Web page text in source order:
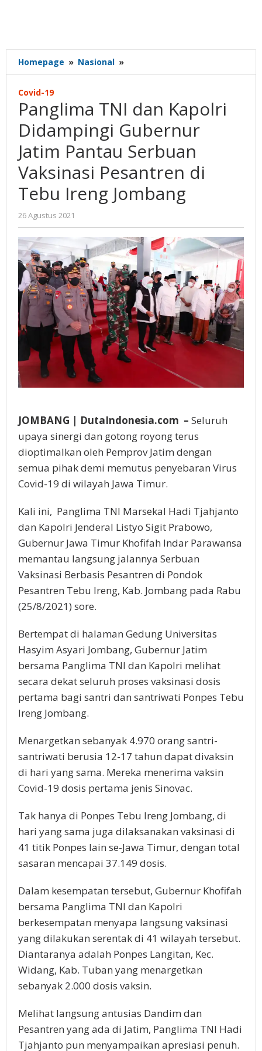
Homepage » Nasional »
TNI
Didampingi
Gubernur
Jatim
Pantau
Serbuan
Vaksinasi
Pesantren
di
Covid-19
Panglima TNI dan Kapolri
Didampingi Gubernur
Jatim Pantau Serbuan
Vaksinasi Pesantren di
Tebu Ireng Jombang
26 Agustus 2021
Nilna
Niswah
JOMBANG | DutaIndonesia.com – Seluruh
upaya sinergi dan gotong royong terus
dioptimalkan oleh Pemprov Jatim dengan
semua pihak demi memutus penyebaran Virus
Covid-19 di wilayah Jawa Timur.
Kali ini, Panglima TNI Marsekal Hadi Tjahjanto
dan Kapolri Jenderal Listyo Sigit Prabowo,
Gubernur Jawa Timur Khofifah Indar Parawansa
memantau langsung jalannya Serbuan
Vaksinasi Berbasis Pesantren di Pondok
Pesantren Tebu Ireng, Kab. Jombang pada Rabu
(25/8/2021) sore.
Bertempat di halaman Gedung Universitas
Hasyim Asyari Jombang, Gubernur Jatim
bersama Panglima TNI dan Kapolri melihat
secara dekat seluruh proses vaksinasi dosis
pertama bagi santri dan santriwati Ponpes Tebu
Ireng Jombang.
Menargetkan sebanyak 4.970 orang santri-
santriwati berusia 12-17 tahun dapat divaksin
di hari yang sama. Mereka menerima vaksin
Covid-19 dosis pertama jenis Sinovac.
Tak hanya di Ponpes Tebu Ireng Jombang, di
hari yang sama juga dilaksanakan vaksinasi di
41 titik Ponpes lain se-Jawa Timur, dengan total
sasaran mencapai 37.149 dosis.
Dalam kesempatan tersebut, Gubernur Khofifah
bersama Panglima TNI dan Kapolri
berkesempatan menyapa langsung vaksinasi
yang dilakukan serentak di 41 wilayah tersebut.
Diantaranya adalah Ponpes Langitan, Kec.
Widang, Kab. Tuban yang menargetkan
sebanyak 2.000 dosis vaksin.
Melihat langsung antusias Dandim dan
Pesantren yang ada di Jatim, Panglima TNI Hadi
Tjahjanto pun menyampaikan apresiasi penuh.